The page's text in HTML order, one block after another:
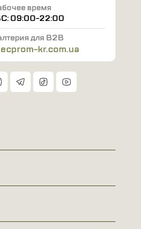
время
09:00-22:00
для B2B
kr.com.ua